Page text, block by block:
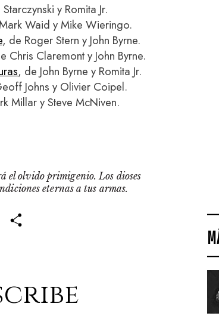
y Romita Jr.
Waid y Mike Wieringo.
, de Roger Stern y John Byrne.
Chris Claremont y John Byrne.
, de John Byrne y Romita Jr.
Johns y Olivier Coipel.
Millar y Steve McNiven.
el olvido primigenio. Los dioses
eternas a tus armas.